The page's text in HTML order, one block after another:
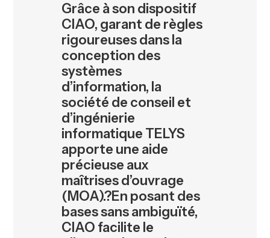
Grâce à son dispositif
CIAO, garant de règles
rigoureuses dans la
conception des
systèmes
d’information, la
société de conseil et
d’ingénierie
informatique TELYS
apporte une aide
précieuse aux
maîtrises d’ouvrage
(MOA).?En posant des
bases sans ambiguïté,
CIAO facilite le